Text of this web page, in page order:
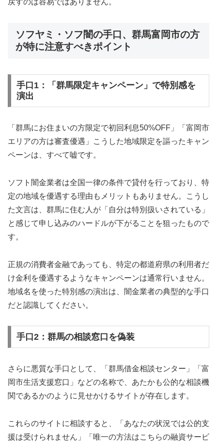
戻すのは容易ではありません。
ソフヤミ・ソフ闇の手口、群馬富岡市の方
が特に注意すべきポイント
手口1：「群馬限定キャンペーン」で特別感を
演出
「群馬にお住まいの方限定で初回利息50%OFF」「富岡市
エリアの方は審査優遇」こうした地域限定を謳ったキャン
ペーンは、すべて嘘です。
ソフト闇金業者は全国一律の条件で貸付を行っており、特
定の地域を優遇する理由もメリットもありません。こうし
た文言は、群馬に住む人が「自分は特別扱いされている」
と感じて申し込みのハードルが下がることを狙ったもので
す。
正規の消費者金融であっても、特定の都道府県の利用者だ
け金利を優遇するようなキャンペーンは通常行いません。
地域名を使った特別感の演出は、闇金業者の典型的な手口
だと認識してください。
手口2：群馬の相談窓口を偽装
さらに悪質な手口として、「群馬借金相談センター」「富
岡市生活支援窓口」などの名称で、あたかも公的な相談機
関であるかのように見せかけるサイトが存在します。
これらのサイトに相談すると、「あなたの状況では公的支
援は受けられません」「唯一の方法はこちらの融資サービ